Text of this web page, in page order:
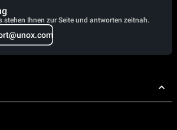
stehen Ihnen zur Seite und antworten zeitnah.